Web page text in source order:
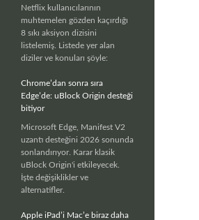
Netflix kullanıcılarının
muhtemelen gözden kaçırdığı
8 sıkı aksiyon dizisini
listelemiş. Listede yer alan
diziler ve konuları şöyle:
Chrome’dan sonra sıra
Edge’de: uBlock Origin desteği
bitiyor
Microsoft Edge, Manifest V2
uzantı desteğini 2026 sonunda
sonlandırıyor. Karar klasik
uBlock Origin'i etkileyecek.
İşte değişiklikler ve
alternatifler.
Apple iPad’i Mac’e biraz daha